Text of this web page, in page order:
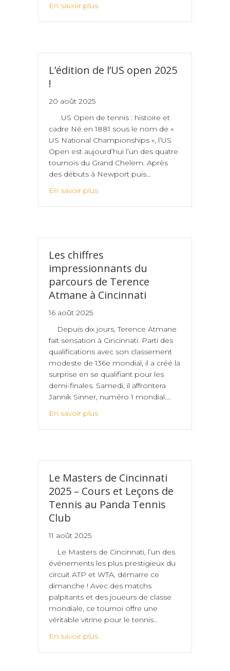
En savoir plus
L’édition de l’US open 2025
!
20 août 2025
US Open de tennis : histoire et
cadre Né en 1881 sous le nom de «
US National Championships », l’US
Open est aujourd’hui l’un des quatre
tournois du Grand Chelem. Après
des débuts à Newport puis…
En savoir plus
Les chiffres
impressionnants du
parcours de Terence
Atmane à Cincinnati
16 août 2025
Depuis dix jours, Terence Atmane
fait sensation à Cincinnati. Parti des
qualifications avec son classement
modeste de 136e mondial, il a créé la
surprise en se qualifiant pour les
demi-finales. Samedi, il affrontera
Jannik Sinner, numéro 1 mondial.…
En savoir plus
Le Masters de Cincinnati
2025 – Cours et Leçons de
Tennis au Panda Tennis
Club
11 août 2025
Le Masters de Cincinnati, l’un des
événements les plus prestigieux du
circuit ATP et WTA, démarre ce
dimanche ! Avec des matchs
palpitants et des joueurs de classe
mondiale, ce tournoi offre une
véritable vitrine pour le tennis…
En savoir plus